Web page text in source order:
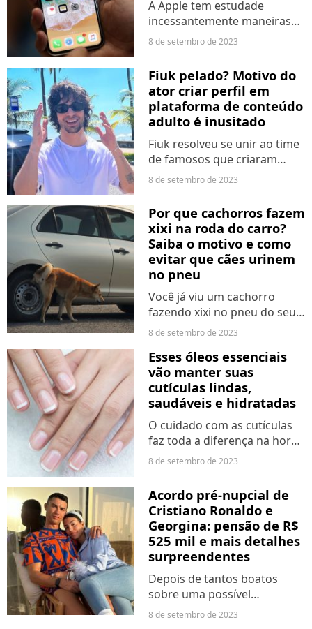
A Apple tem estudade
incessantemente maneiras
de aprimorar a qualidade e
Parece que em breve
teremos grandes novidades
nos celulares da marca.
8 de setembro de 2023
Fiuk pelado? Motivo do
ator criar perfil em
plataforma de conteúdo
adulto é inusitado
Fiuk resolveu se unir ao time
de famosos que criaram
conta em plataformas de
agora deve começar a
produzir fotos e vídeos
exclusivos para quem
desembolsar...
8 de setembro de 2023
Por que cachorros fazem
xixi na roda do carro?
Saiba o motivo e como
evitar que cães urinem
no pneu
Você já viu um cachorro
fazendo xixi no pneu do seu
carro? Esse costume é
apesar de parecer nojento
para nós, tem um motivo
relevante para eles.
8 de setembro de 2023
Esses óleos essenciais
vão manter suas
cutículas lindas,
saudáveis e hidratadas
O cuidado com as cutículas
faz toda a diferença na hora
de fazer as unhas.
a uma aparência bem
saudável e linda com
produtos naturais.
8 de setembro de 2023
Acordo pré-nupcial de
Cristiano Ronaldo e
Georgina: pensão de R$
525 mil e mais detalhes
surpreendentes
Depois de tantos boatos
sobre uma possível
separação de Cristiano
8 de setembro de 2023